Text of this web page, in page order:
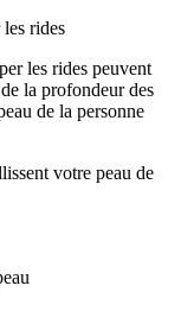
rides
les rides peuvent
la profondeur des
de la personne
votre peau de